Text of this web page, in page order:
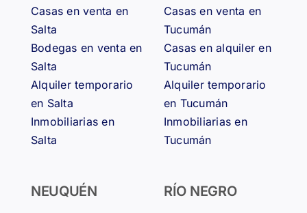
Casas en venta en
Salta
Bodegas en venta en
Salta
Alquiler temporario
en Salta
Inmobiliarias en
Salta
Casas en venta en
Tucumán
Casas en alquiler en
Tucumán
Alquiler temporario
en Tucumán
Inmobiliarias en
Tucumán
NEUQUÉN RÍO NEGRO